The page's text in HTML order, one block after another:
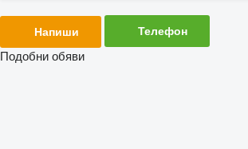
Напиши Телефон
Подобни обяви